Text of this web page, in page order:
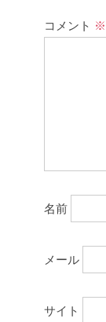
コメント ※
名前
メール
サイト